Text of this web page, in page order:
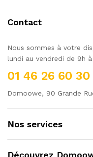
Contact
Nous sommes à votre
lundi au vendredi de 9h à
01 46 26 60 30
Domoowe, 90 Grande
Nos services
Découvrez